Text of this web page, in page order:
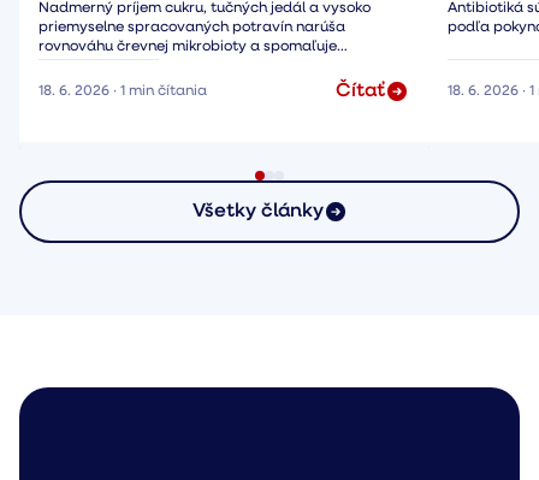
Nadmerný príjem cukru, tučných jedál a vysoko
priemyselne spracovaných potravín narúša
rovnováhu črevnej mikrobioty a spomaľuje
18. 6. 2026 · 1 min čítania Čítať
Antibiotiká
podľa
18. 6. 2026 · 1
Všetky články